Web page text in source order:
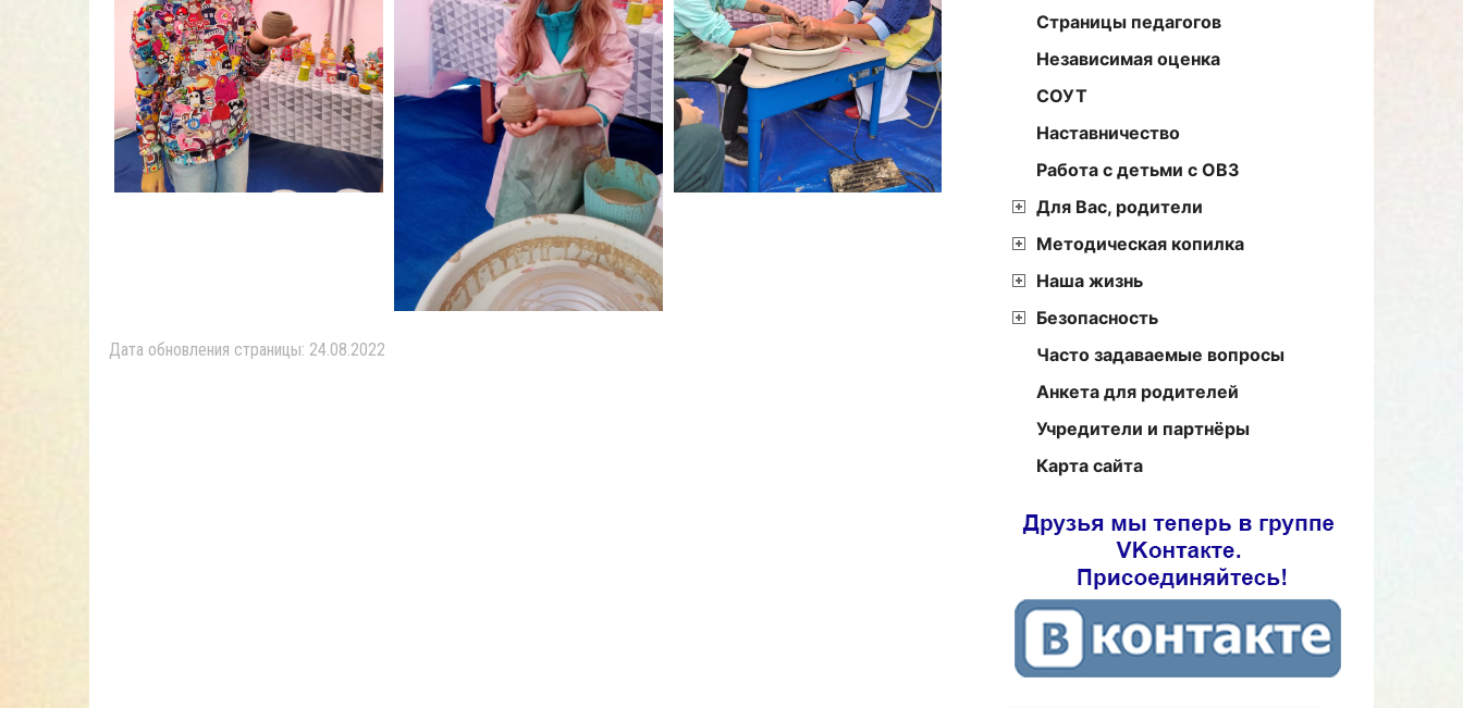
Дата обновления страницы: 24.08.2022
Страницы педагогов
Независимая оценка
СОУТ
Наставничество
Работа с детьми с ОВЗ
Для Вас, родители
Методическая копилка
Наша жизнь
Безопасность
Часто задаваемые вопросы
Анкета для родителей
Учредители и партнёры
Карта сайта